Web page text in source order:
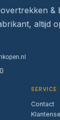
&
altijd
SERVICE
Contact